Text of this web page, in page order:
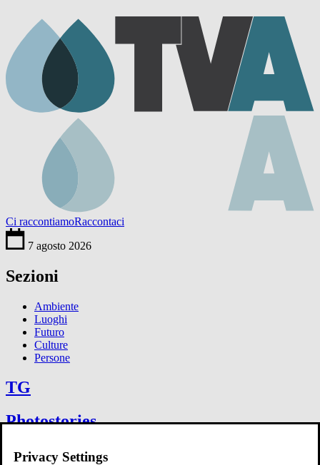
Ci raccontiamoRaccontaci
7 agosto 2026
Sezioni
Ambiente
Luoghi
Futuro
Culture
Persone
TG
Photostories
Articoli
Privacy Settings